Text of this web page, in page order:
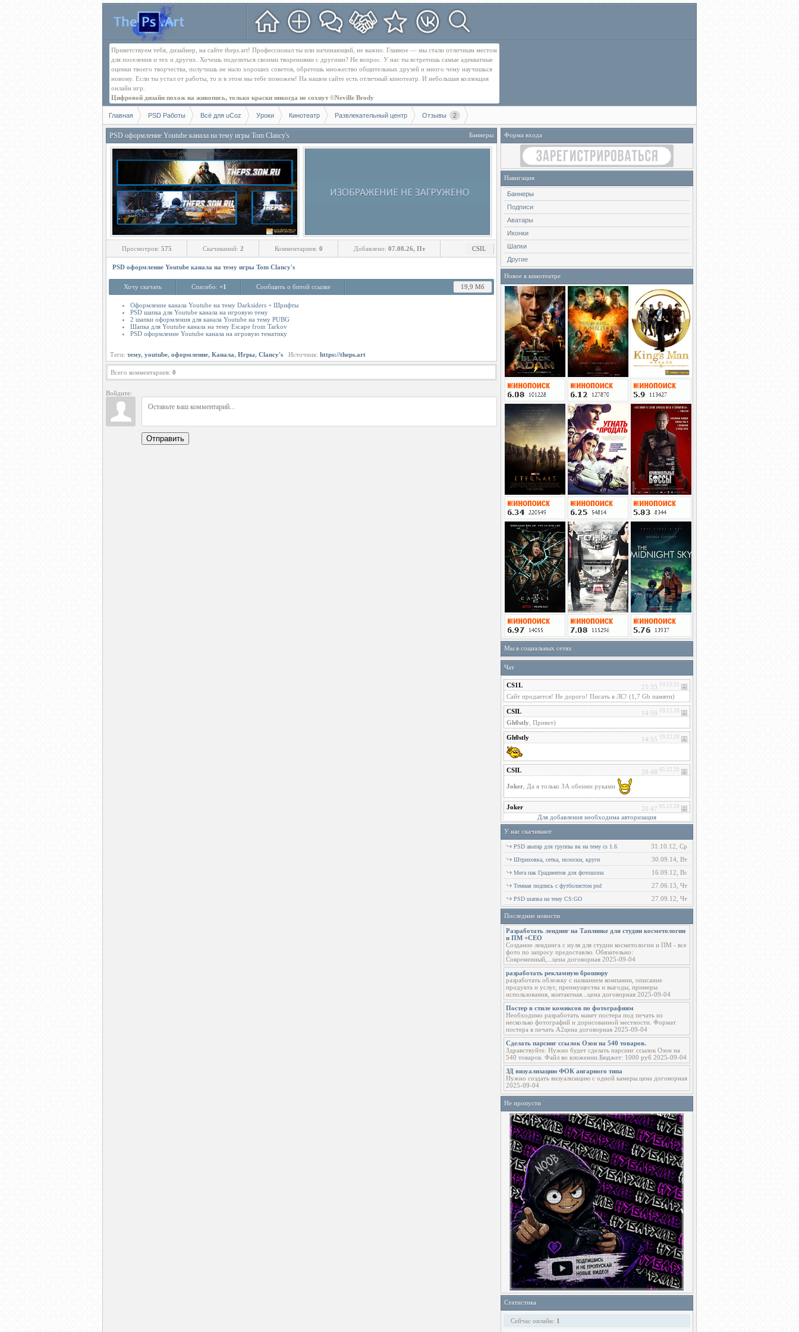
Приветствуем тебя, дизайнер, на сайте theps.art! Профессионал ты или начинающий, не важно. Главное — мы стали отличным местом
для поселения и тех и других. Хочешь поделиться своими творениями с другими? Не вопрос. У нас ты встретишь самые адекватные
оценки твоего творчества, получишь не мало хороших советов, обретешь множество общительных друзей и много чему научишься
новому. Если ты устал от работы, то и в этом мы тебе поможем! На нашем сайте есть отличный кинотеатр. И небольшая коллекция
онлайн игр.
Цифровой дизайн похож на живопись, только краски никогда не сохнут ©Neville Brody
Главная PSD Работы Всё для uCoz Уроки Кинотеатр Развлекательный центр Отзывы 2
Баннеры
PSD оформление Youtube канала на тему игры Tom Clancy's
Просмотров: 575 Скачиваний: 2 Комментариев: 0 Добавлено: 07.08.26, Пт CSIL
PSD оформление Youtube канала на тему игры Tom Clancy's
Хочу скачать Спасибо: +1 Сообщить о битой ссылке 19,9 Мб
Оформление канала Youtube на тему Darksiders + Шрифты
PSD шапка для Youtube канала на игровую тему
2 шапки оформления для канала Youtube на тему PUBG
Шапка для Youtube канала на тему Escape from Tarkov
PSD оформление Youtube канала на игровую тематику
Теги: тему, youtube, оформление, Канала, Игры, Clancy's Источник: https://theps.art
Всего комментариев: 0
Войдите:
Отправить
Форма входа
Навигация
Баннеры
Подписи
Аватары
Иконки
Шапки
Другие
Новое в кинотеатре
Мы в социальных сетях
Чат
Для добавления необходима авторизация
У нас скачивают
31.10.12, Ср
PSD аватар для группы вк на тему cs 1.6
30.09.14, Вт
Штриховка, сетка, полоски, круги
16.09.12, Вс
Мега пак Градиентов для фотошопа
27.06.13, Чт
Темная подпись с футболистом psd
27.09.12, Чт
PSD шапка на тему CS:GO
Последние новости
Разработать лендинг на Таплинке для студии косметологии
и ПМ +СЕО
Создание лендинга с нуля для студии косметологии и ПМ - все
фото по запросу предоставлю. Обязательно:
Современный,...цена договорная 2025-09-04
разработать рекламную брошюру
разработать обложку с названием компании, описание
продукта и услуг, преимущества и выгоды, примеры
использования, контактная...цена договорная 2025-09-04
Постер в стиле комиксов по фотографиям
Необходимо разработать макет постера под печать из
несколько фотографий и дорисованной местности. Формат
постера в печать А2цена договорная 2025-09-04
Сделать парсинг ссылок Озон на 540 товаров.
Здравствуйте. Нужно будет сделать парсинг ссылок Озон на
540 товаров. Файл во вложении.Бюджет: 1000 руб 2025-09-04
ЗД визуализацию ФОК ангарного типа
Нужно создать визуализацию с одной камеры.цена договорная
2025-09-04
Не пропусти
Статистика
Сейчас онлайн: 1